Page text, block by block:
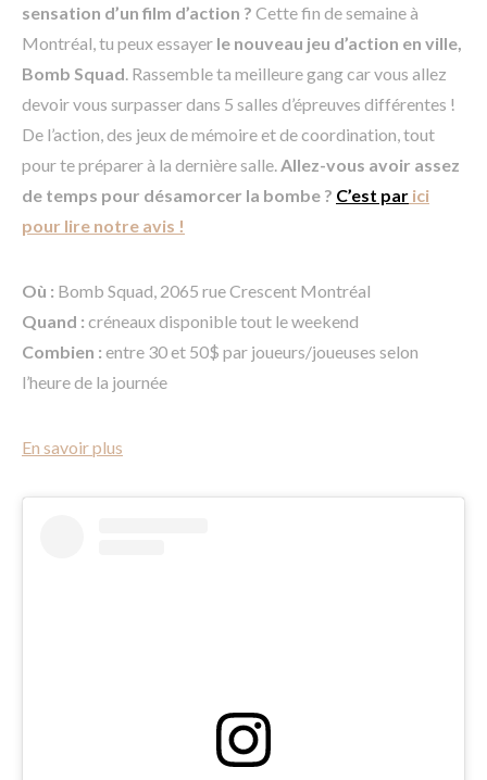
sensation d’un film d’action ? Cette fin de semaine à
Montréal, tu peux essayer le nouveau jeu d’action en ville,
Bomb Squad . Rassemble ta meilleure gang car vous allez
devoir vous surpasser dans 5 salles d’épreuves différentes !
De l’action, des jeux de mémoire et de coordination, tout
pour te préparer à la dernière salle. Allez-vous avoir assez
de temps pour désamorcer la bombe ? C’est par ici
pour lire notre avis !
Où : Bomb Squad, 2065 rue Crescent Montréal
Quand : créneaux disponible tout le weekend
Combien : entre 30 et 50$ par joueurs/joueuses selon
l’heure de la journée
En savoir plus